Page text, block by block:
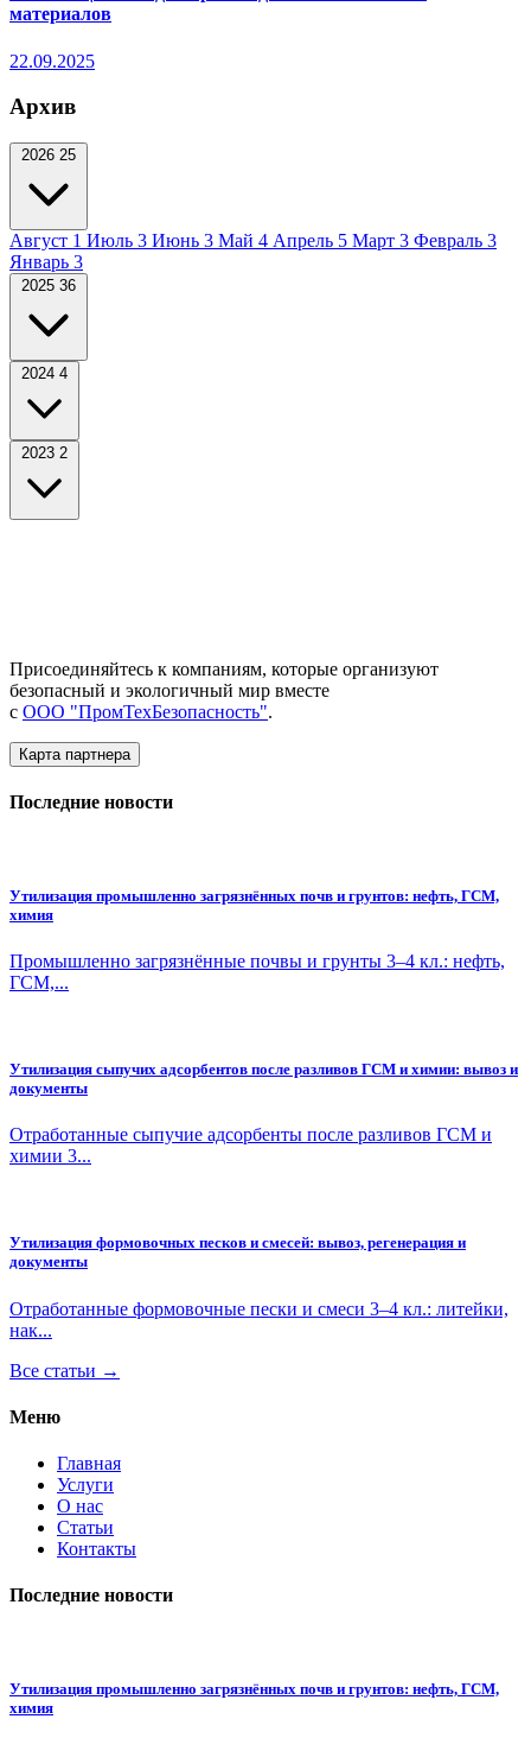
материалов
22.09.2025
Архив
2026 25
Август 1 Июль 3 Июнь 3 Май 4 Апрель 5 Март 3 Февраль 3
Январь 3
2025 36
2024 4
2023 2
Присоединяйтесь к компаниям, которые организуют
безопасный и экологичный мир вместе
с ООО "ПромТехБезопасность".
Карта партнера
Последние новости
Утилизация промышленно загрязнённых почв и грунтов: нефть, ГСМ,
химия
Промышленно загрязнённые почвы и грунты 3–4 кл.: нефть,
ГСМ,...
Утилизация сыпучих адсорбентов после разливов ГСМ и химии: вывоз и
документы
Отработанные сыпучие адсорбенты после разливов ГСМ и
химии 3...
Утилизация формовочных песков и смесей: вывоз, регенерация и
документы
Отработанные формовочные пески и смеси 3–4 кл.: литейки,
нак...
Все статьи →
Меню
Главная
Услуги
О нас
Статьи
Контакты
Последние новости
Утилизация промышленно загрязнённых почв и грунтов: нефть, ГСМ,
химия